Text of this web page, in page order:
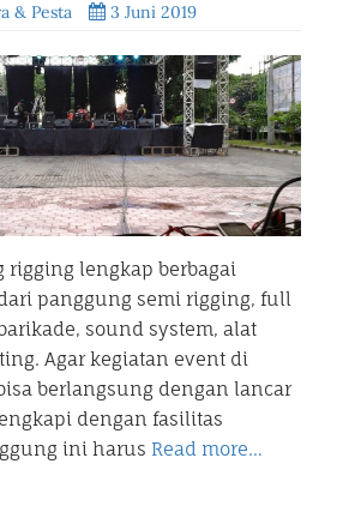
& Pesta 3 Juni 2019
rigging lengkap berbagai
panggung semi rigging, full
sound system, alat
Agar kegiatan event di
berlangsung dengan lancar
dengan fasilitas
ini harus Read more…